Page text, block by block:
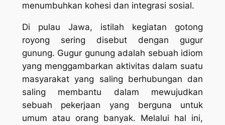
menumbuhkan kohesi dan integrasi sosial.
Di pulau Jawa, istilah kegiatan gotong
royong sering disebut dengangugur
gunung. Gugur gunung adalah sebuah idiom
yang menggambarkan aktivitas dalam suatu
masyarakat yang saling berhubungan dan
saling membantu dalam mewujudkan
sebuah pekerjaan yang berguna untuk
umum atau orang banyak. Melalui hal ini,